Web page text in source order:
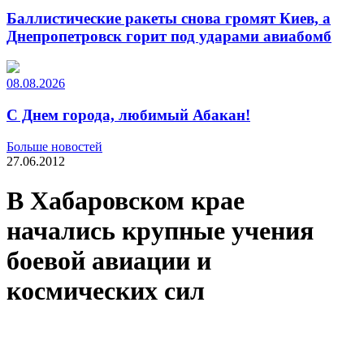
Баллистические ракеты снова громят Киев, а
Днепропетровск горит под ударами авиабомб
08.08.2026
С Днем города, любимый Абакан!
Больше новостей
27.06.2012
В Хабаровском крае
начались крупные учения
боевой авиации и
космических сил